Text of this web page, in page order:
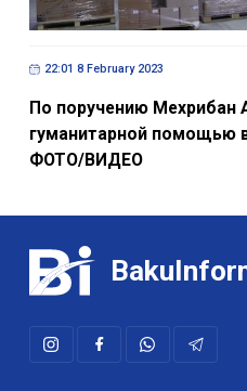
22:01 8 February 2023
По поручению Мехрибан
гуманитарной помощью
ФОТО/ВИДЕО